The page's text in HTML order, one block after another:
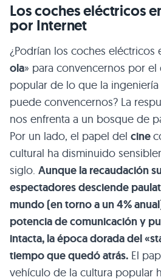
Los coches eléctricos
por Internet
¿Podrían los coches eléctricos
ola» para convencernos por el
popular de lo que la
puede convencernos? La
nos enfrenta a un bosque de
Por un lado, el papel del cine
cultural ha disminuido
siglo. Aunque la recaudación
espectadores desciende
mundo (en torno a un 4%
potencia de comunicación y
intacta, la época dorada del
tiempo que quedó atrás. El
vehículo de la cultura popular